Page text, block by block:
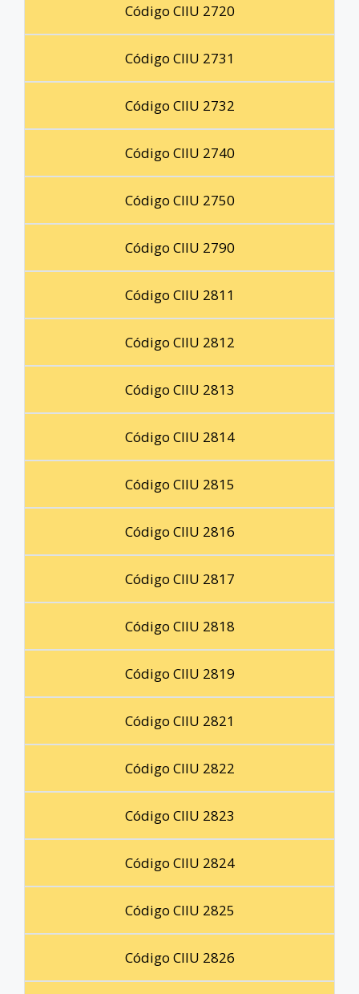
Código CIIU 2720
Código CIIU 2731
Código CIIU 2732
Código CIIU 2740
Código CIIU 2750
Código CIIU 2790
Código CIIU 2811
Código CIIU 2812
Código CIIU 2813
Código CIIU 2814
Código CIIU 2815
Código CIIU 2816
Código CIIU 2817
Código CIIU 2818
Código CIIU 2819
Código CIIU 2821
Código CIIU 2822
Código CIIU 2823
Código CIIU 2824
Código CIIU 2825
Código CIIU 2826